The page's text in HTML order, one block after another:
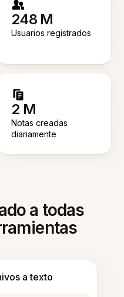
248 M
Usuarios registrados
2 M
Notas creadas
diariamente
a todas
a texto